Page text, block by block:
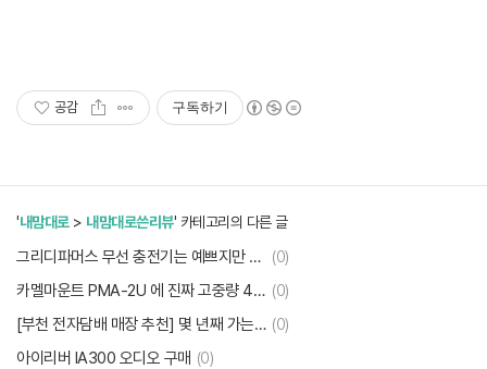
공감 구독하기
'내맘대로> 내맘대로쓴리뷰' 카테고리의 다른 글
그리디파머스 무선 충전기는 예쁘지만 충전 속도가 너무 느리다.
(0)
카멜마운트 PMA-2U 에 진짜 고중량 40인치 모니터를 설치해보았다. (0)
[부천 전자담배 매장 추천] 몇 년째 가는 '전자담배백화점 역곡점' (0)
아이리버 IA300 오디오 구매 (0)